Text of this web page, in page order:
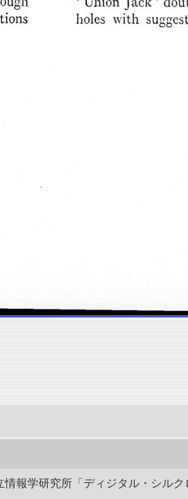
報学研究所「ディジタル・シル